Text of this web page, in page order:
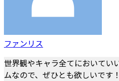
ファンリス
世界観やキャラ全てにおいて
ムなので、ぜひとも欲しいです！